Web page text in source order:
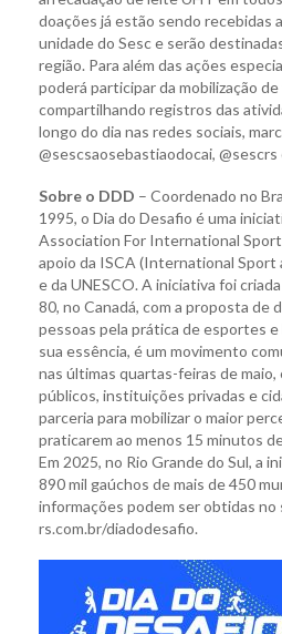
doações já estão sendo recebidas
unidade do Sesc e serão
região. Para além das ações
poderá participar da mobilização
compartilhando registros das
longo do dia nas redes sociais,
@sescsaosebastiaodocai,
Sobre o DDD – Coordenado no
1995, o Dia do Desafio é uma
Association For International
apoio da ISCA (International
e da UNESCO. A iniciativa foi
80, no Canadá, com a proposta de
pessoas pela prática de esportes e
sua essência, é um movimento
nas últimas quartas-feiras de
públicos, instituições privadas e
parceria para mobilizar o maior
praticarem ao menos 15 minutos
Em 2025, no Rio Grande do Sul, a
890 mil gaúchos de mais de 450
informações podem ser obtidas
rs.com.br/diadodesafio.